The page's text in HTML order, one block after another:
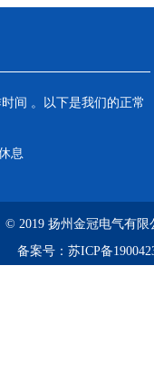
间 。以下是我们的正常
息
© 2019 扬州金冠电气有
备案号： 苏ICP备